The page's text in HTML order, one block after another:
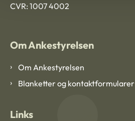
CVR: 1007 4002
Om Ankestyrelsen
Om Ankestyrelsen
Blanketter og kontaktformularer
Links